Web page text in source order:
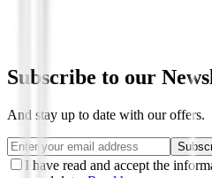
Subscribe to our
And stay up to date with our offers.
I have read and accept the